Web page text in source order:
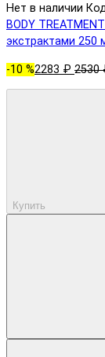
Нет в наличии
BODY
экстрактами 250
-10 %2283 ₽ 2530
Купить